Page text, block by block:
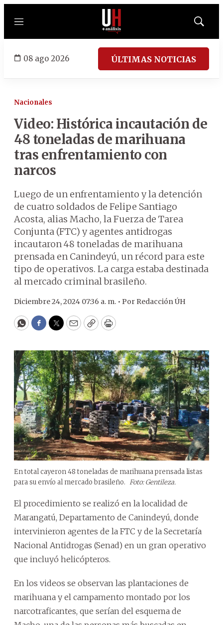
Menú
Mostrar
08 ago 2026 ÚLTIMAS NOTICIAS
Nacionales
Video: Histórica incautación de
48 toneladas de marihuana
tras enfrentamiento con
narcos
Luego de un enfrentamiento y la detención
de cuatro soldados de Felipe Santiago
Acosta, alias Macho, la Fuerza de Tarea
Conjunta (FTC) y agentes antidrogas
incautaron 48 toneladas de marihuana
prensada en Canindeyú, un récord para este
tipo de operativos. La carga estaba destinada
al mercado criminal brasileño.
Diciembre 24, 2024 07:36 a. m. • Por Redacción ÚH
WhatsApp
Facebook
Twitter
EmailCopyPrint
En total cayeron 48 toneladas de marihuana prensada listas
para su envío al mercado brasileño. Foto: Gentileza.
El procedimiento se realizó en la localidad de
Marangatú, Departamento de Canindeyú, donde
intervinieron agentes de la FTC y de la Secretaría
Nacional Antidrogas (Senad) en un gran operativo
que incluyó helicópteros.
En los videos se observan las plantaciones de
marihuana y el campamento montado por los
narcotraficantes, que serían del esquema de